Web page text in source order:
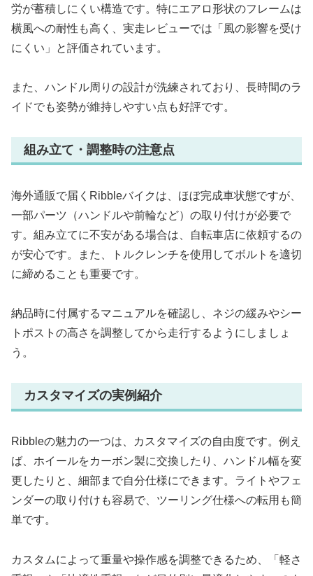
労が蓄積しにくい構造です。特にエアロ形状のフレームは
横風への耐性も高く、実走レビューでは「風の影響を受け
にくい」と評価されています。
また、ハンドル周りの設計が洗練されており、長時間のラ
イドでも姿勢が維持しやすい点も好評です。
組み立て・調整時の注意点
海外通販で届くRibbleバイクは、ほぼ完成車状態ですが、
一部パーツ（ハンドルや前輪など）の取り付けが必要で
す。組み立てに不安がある場合は、自転車店に依頼するの
が安心です。また、トルクレンチを使用してボルトを適切
に締めることも重要です。
納品時に付属するマニュアルを確認し、ネジの緩みやシー
トポストの高さを調整してから走行するようにしましょ
う。
カスタマイズの実例紹介
Ribbleの魅力の一つは、カスタマイズの自由度です。例え
ば、ホイールをカーボン製に交換したり、ハンドル幅を変
更したりと、細部まで自分仕様にできます。ライトやフェ
ンダーの取り付けも容易で、ツーリング仕様への転用も簡
単です。
カスタムによって重量や操作感を調整できるため、「軽さ